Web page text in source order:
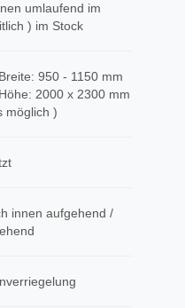
umlaufend im
) im Stock
950 - 1150 mm
2000 x 2300 mm
möglich )
innen aufgehend /